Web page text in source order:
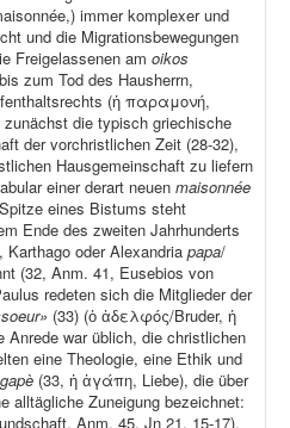
immer komplexer und
und die Migrationsbewegungen
Freigelassenen am oikos
zum Tod des Hausherrn,
(ἡ παραμονή,
die typisch griechische
der vorchristlichen Zeit (28-32),
Hausgemeinschaft zu liefern
einer derart neuen maisonnée
eines Bistums steht
Ende des zweiten Jahrhunderts
oder Alexandria papa/
(32, Anm. 41, Eusebios von
redeten sich die Mitglieder der
(33) (ὁ ἀδελφός/Bruder, ἡ
war üblich, die christlichen
eine Theologie, eine Ethik und
(33, ἡ ἀγάπη, Liebe), die über
alltägliche Zuneigung bezeichnet:
Anm. 45, Jn 21, 15-17).